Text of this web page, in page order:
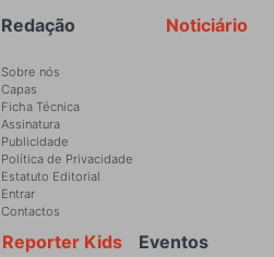
Noticiário
Redação
Sobre nós
Capas
Ficha Técnica
Assinatura
Publicidade
Política de Privacidade
Estatuto Editorial
Entrar
Contactos
Eventos
Reporter Kids